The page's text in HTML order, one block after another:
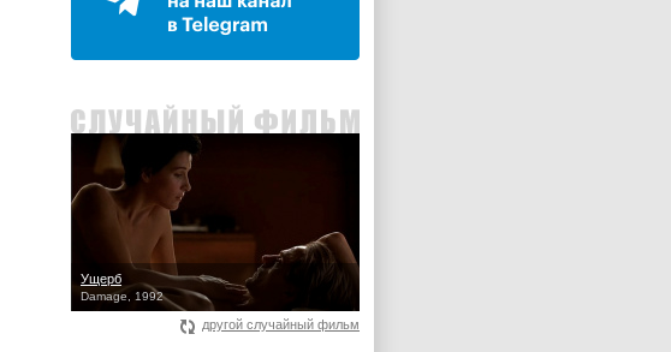
Ущерб
Damage, 1992
другой случайный фильм